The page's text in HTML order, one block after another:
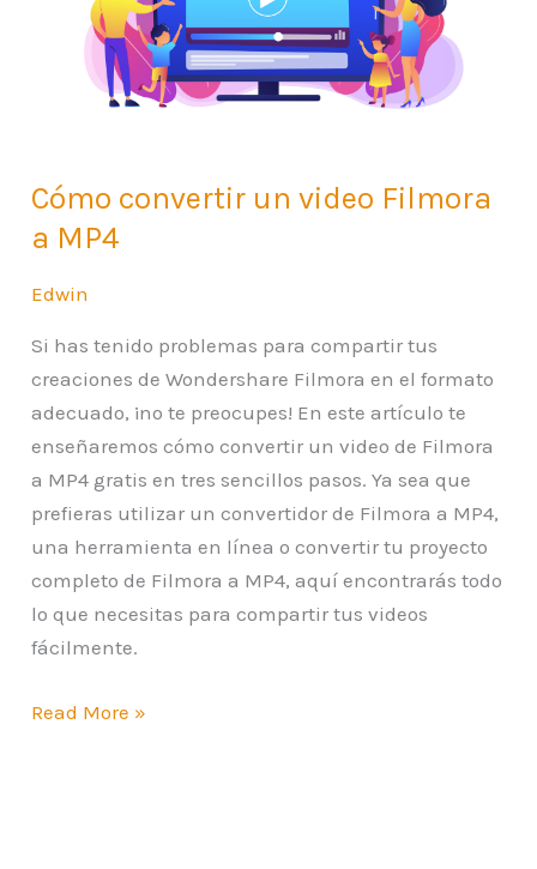
Cómo convertir un video Filmora
a MP4
Edwin
Si has tenido problemas para compartir tus
creaciones de Wondershare Filmora en el formato
adecuado, ¡no te preocupes! En este artículo te
enseñaremos cómo convertir un video de Filmora
a MP4 gratis en tres sencillos pasos. Ya sea que
prefieras utilizar un convertidor de Filmora a MP4,
una herramienta en línea o convertir tu proyecto
completo de Filmora a MP4, aquí encontrarás todo
lo que necesitas para compartir tus videos
fácilmente.
Read More »